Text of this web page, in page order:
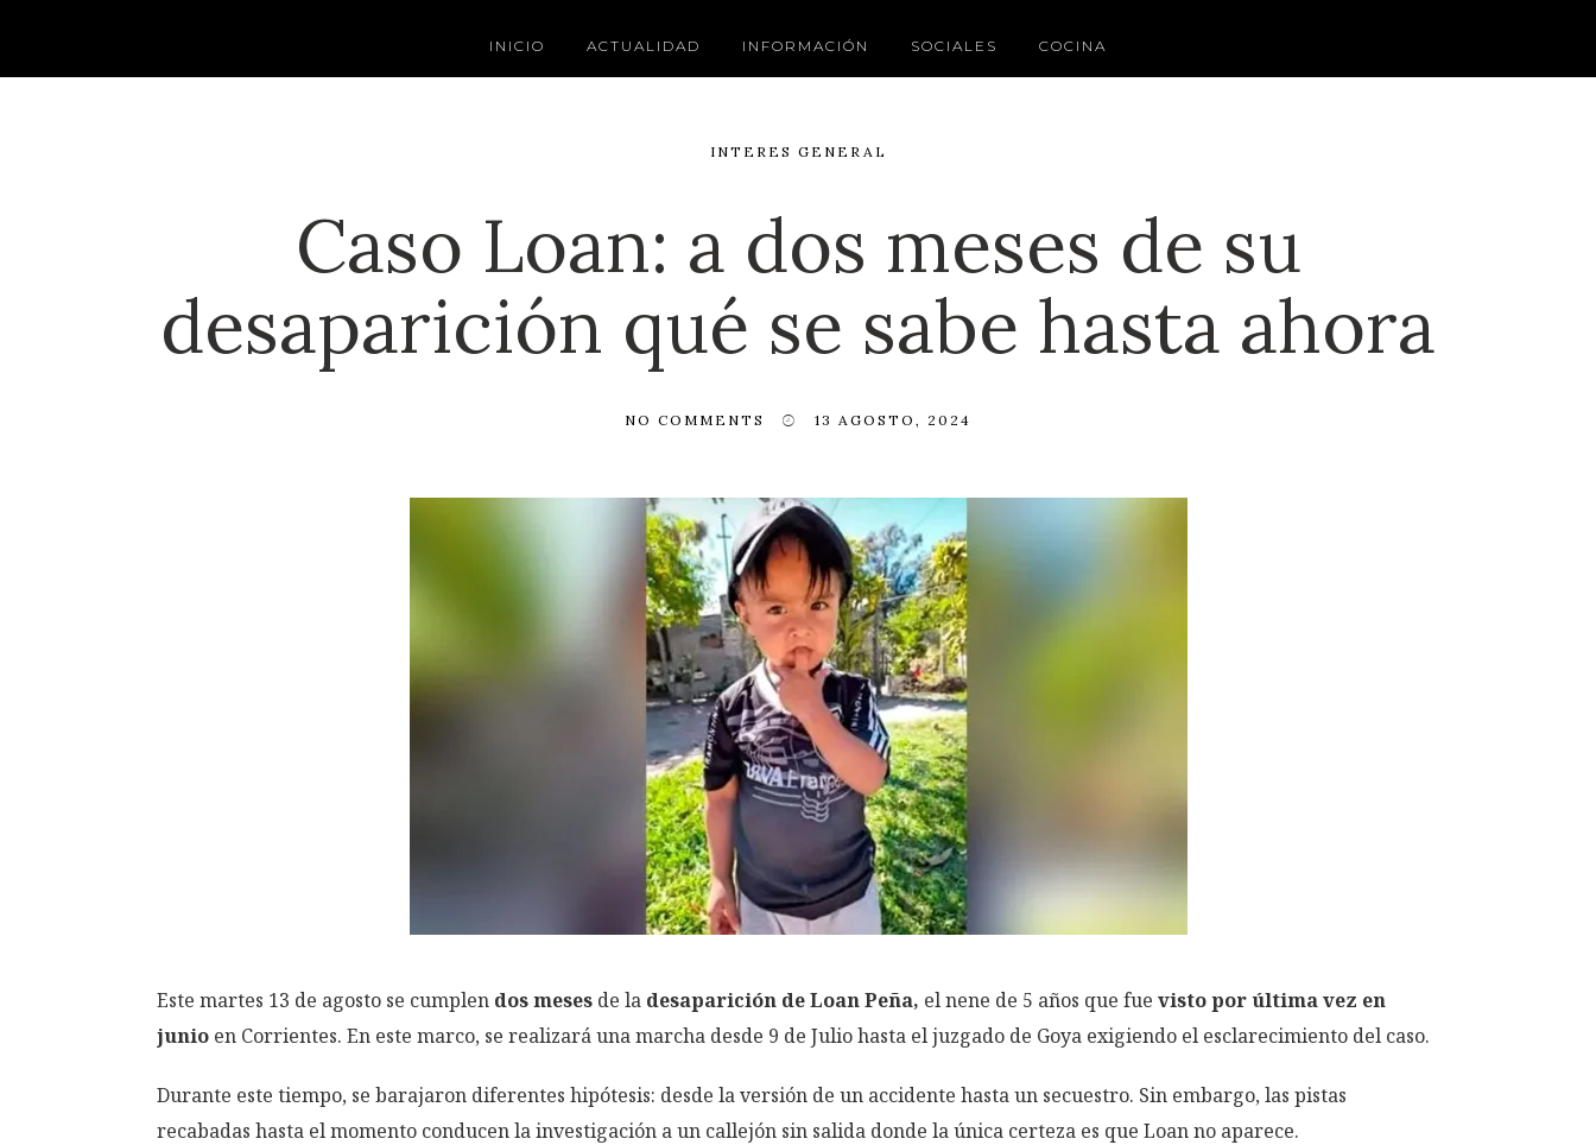
INICIO ACTUALIDAD INFORMACIÓN SOCIALES COCINA
INTERES GENERAL
Caso Loan: a dos meses de su
desaparición qué se sabe hasta ahora
NO COMMENTS 13 AGOSTO, 2024
Este martes 13 de agosto se cumplen dos meses de la desaparición de Loan Peña, el nene de 5 años que fue visto por última vez en
junio en Corrientes. En este marco, se realizará una marcha desde 9 de Julio hasta el juzgado de Goya exigiendo el esclarecimiento del caso.
Durante este tiempo, se barajaron diferentes hipótesis: desde la versión de un accidente hasta un secuestro. Sin embargo, las pistas
recabadas hasta el momento conducen la investigación a un callejón sin salida donde la única certeza es que Loan no aparece.